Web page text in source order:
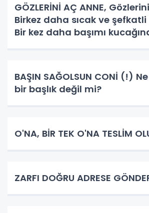
GÖZLERİNİ AÇ ANNE, Gözlerini aç anne...
Birkez daha sıcak ve
Bir kez daha başımı
hissettiği sakinliği, huzuru, şe
BAŞIN SAĞOLSUN CONİ (!) Ne enteresan
bir başlık değil mi?
O'NA, BİR TEK O'NA TESLİM
ZARFI DOĞRU ADRESE